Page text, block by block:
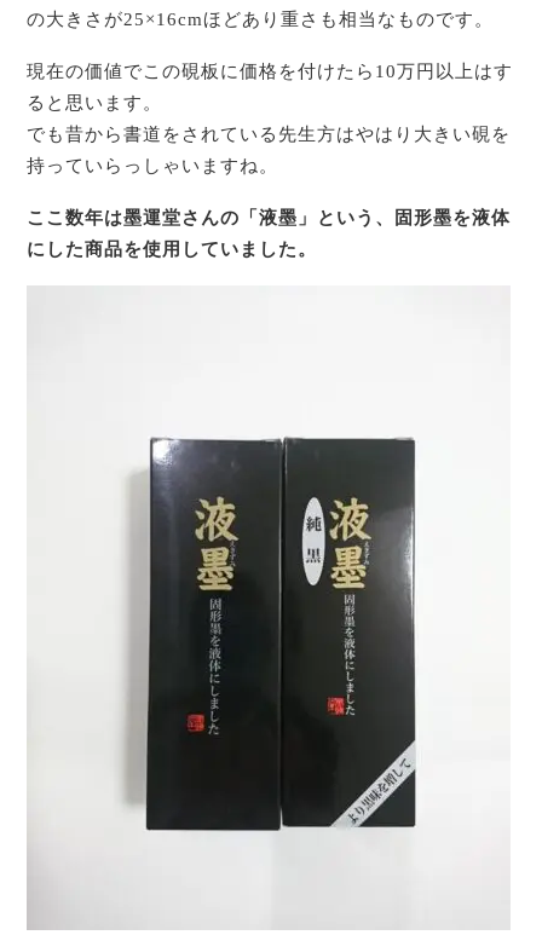
の大きさが25×16cmほどあり重さも相当なものです。
現在の価値でこの硯板に価格を付けたら10万円以上はす
ると思います。
でも昔から書道をされている先生方はやはり大きい硯を
持っていらっしゃいますね。
ここ数年は墨運堂さんの「液墨」という、固形墨を液体
にした商品を使用していました。